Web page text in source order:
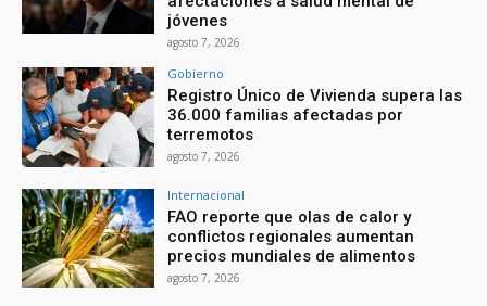
jóvenes
agosto 7, 2026
Gobierno
Registro Único de Vivienda supera las
36.000 familias afectadas por
terremotos
agosto 7, 2026
Internacional
FAO reporte que olas de calor y
conflictos regionales aumentan
precios mundiales de alimentos
agosto 7, 2026